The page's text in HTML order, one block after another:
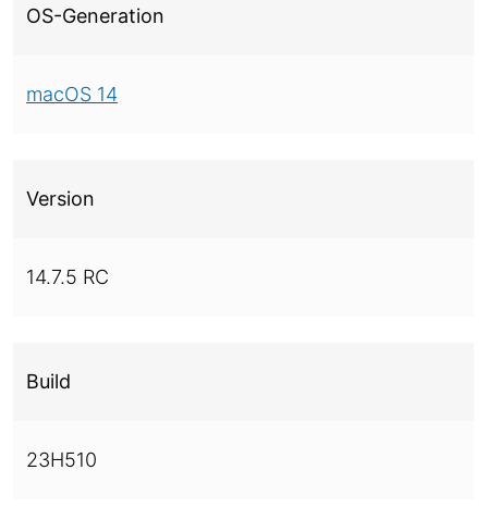
OS-Generation
macOS 14
Version
14.7.5 RC
Build
23H510